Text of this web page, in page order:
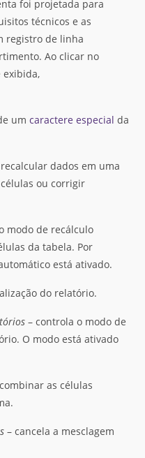
foi projetada para
técnicos e as
registro de linha
Ao clicar no
exibida,
umcaractere especial da
dados em uma
ou corrigir
modo de recálculo
da tabela. Por
está ativado.
do relatório.
– controla o modo de
O modo está ativado
as células
– cancela a mesclagem